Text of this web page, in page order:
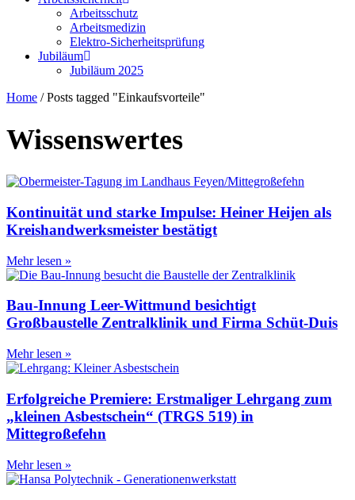
Arbeitsschutz
Arbeitsmedizin
Elektro-Sicherheitsprüfung
Jubiläum
Jubiläum 2025
Home / Posts tagged "Einkaufsvorteile"
Wissenswertes
Kontinuität und starke Impulse: Heiner Heijen als
Kreishandwerksmeister bestätigt
Mehr lesen »
Bau-Innung Leer-Wittmund besichtigt
Großbaustelle Zentralklinik und Firma Schüt-Duis
Mehr lesen »
Erfolgreiche Premiere: Erstmaliger Lehrgang zum
„kleinen Asbestschein“ (TRGS 519) in
Mittegroßefehn
Mehr lesen »